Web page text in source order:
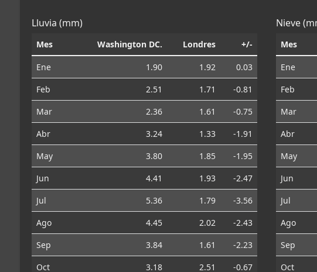
Lluvia (mm)
Mes Washington DC. Londres +/-
Ene 1.90 1.92
0.03
Feb
2.51 1.71
-0.81
Mar
2.36 1.61
-0.75
Abr
3.24 1.33
-1.91
May
3.80 1.85
-1.95
Jun
4.41 1.93
-2.47
Jul
5.36 1.79
-3.56
Ago
4.45 2.02
-2.43
Sep
3.84 1.61
-2.23
Oct
3.18 2.51 -0.67
Nieve
Mes
Ene
Feb
Mar
Abr
May
Jun
Jul
Ago
Sep
Oct